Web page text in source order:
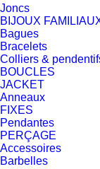
Joncs
BIJOUX
Bagues
Bracelets
Colliers &
BOUCLES
JACKET
Anneaux
FIXES
Pendantes
PERÇAGE
Accessoires
Barbelles